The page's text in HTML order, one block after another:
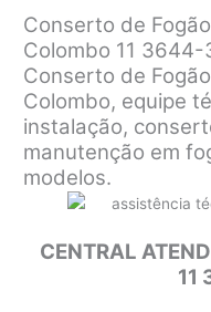
Conserto de
Colombo 11
Conserto de
Colombo, equipe
instalação,
manutenção em
modelos.
CENTRAL
11